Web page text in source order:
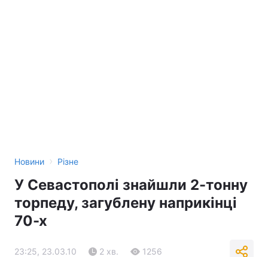
Новини › Різне
У Севастополі знайшли 2-тонну
торпеду, загублену наприкінці
70-х
23:25, 23.03.10 2 хв. 1256